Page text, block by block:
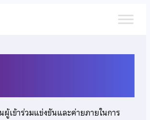
เข้าร่วมแข่งขันและค่ายภายในการ